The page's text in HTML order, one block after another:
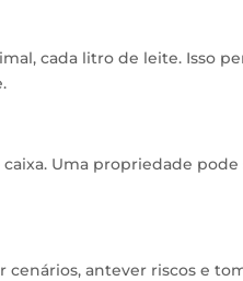
cada litro de leite. Isso
Uma propriedade
cenários, antever riscos e